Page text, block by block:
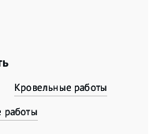
Кровельные работы
работы